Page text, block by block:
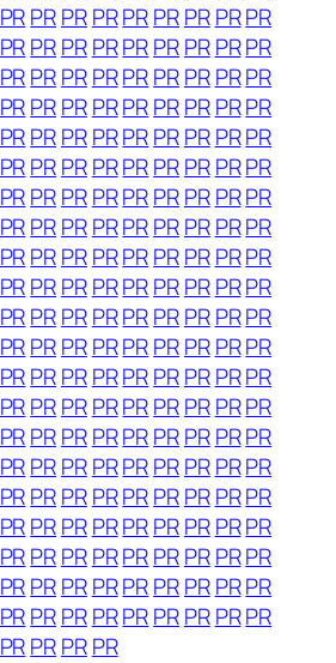
PRPRPRPRPRPRPR PRPR
PRPRPRPRPRPRPR PRPR
PRPRPRPRPRPRPR PRPR
PRPRPRPRPRPRPR PRPR
PRPRPRPRPRPRPR PRPR
PRPRPRPRPRPRPR PRPR
PRPRPRPRPRPRPR PRPR
PRPRPRPRPRPRPR PRPR
PRPRPRPRPRPRPR PRPR
PRPRPRPRPRPRPR PRPR
PRPRPRPRPRPRPR PRPR
PRPRPRPRPRPRPR PRPR
PRPRPRPRPRPRPR PRPR
PRPRPRPRPRPRPR PRPR
PRPRPRPRPRPRPR PRPR
PRPRPRPRPRPRPR PRPR
PRPRPRPRPRPRPR PRPR
PRPRPRPRPRPRPR PRPR
PRPRPRPRPRPRPR PRPR
PRPRPRPRPRPRPR PRPR
PRPRPRPRPRPRPR PRPR
PRPRPRPR